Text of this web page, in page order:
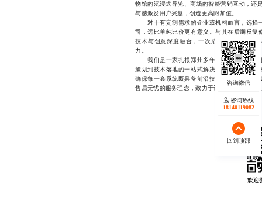
物馆的沉浸式导览、商场的智能营销互动，还
与感激发用户兴趣，创造更高附加值。
对于有定制需求的企业或机构而言，选择
司，远比单纯比价更有意义。与其在后期反
技术与创意深度融合，一次成功的体感体验
力。
我们是一家扎根郑州多年的体感游戏定制
策划到技术落地的一站式解决方案。团队拥
确保每一套系统既具备前沿技术支撑，又符
售后无忧的服务理念，致力于让每一次互动都
欢迎
咨询热线
18140119082
回到顶部